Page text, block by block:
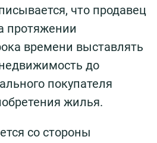
что продавец
протяжении
времени выставлять
до
покупателя
жилья.
со стороны